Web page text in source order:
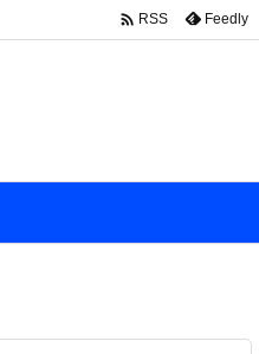
 RSS Feedly